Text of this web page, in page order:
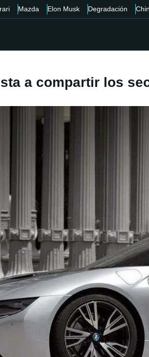
Mazda Elon Musk Degradación
a compartir los